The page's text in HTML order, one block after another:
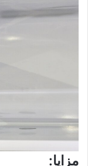
مزایا: